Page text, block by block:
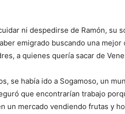
ni despedirse de Ramón, su
emigrado buscando una mejor
a quienes quería sacar de
se había ido a Sogamoso, un
que encontrarían trabajo
un mercado vendiendo frutas y